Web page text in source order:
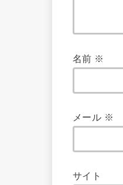
名前 ※
メール ※
サイト